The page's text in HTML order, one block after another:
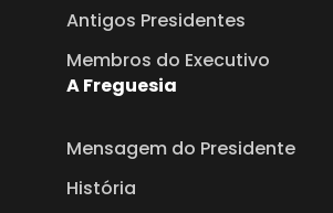
Antigos Presidentes
Membros do Executivo
A Freguesia
Mensagem do Presidente
História